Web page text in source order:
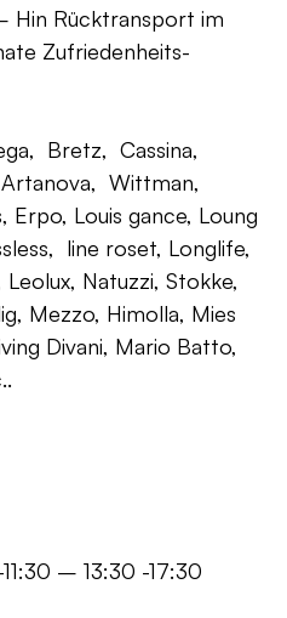
Hin Rücktransport im
Zufriedenheits-
Bretz, Cassina,
Wittman,
Erpo, Louis gance, Loung
line roset, Longlife,
Natuzzi, Stokke,
Mezzo, Himolla, Mies
Divani, Mario Batto,
GmbH
– 13:30 -17:30
82